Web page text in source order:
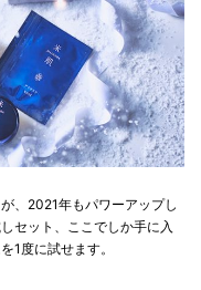
、2021年もパワーアップし
セット、ここでしか手に入
1度に試せます。